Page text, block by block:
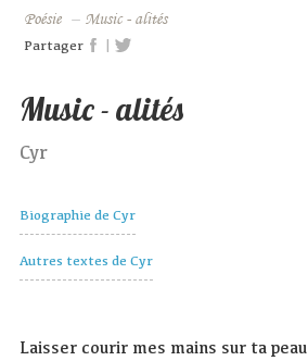
Poésie – Music - alités
Partager |
Music - alités
Cyr
Biographie de Cyr
Autres textes de Cyr
Laisser courir mes mains sur ta peau